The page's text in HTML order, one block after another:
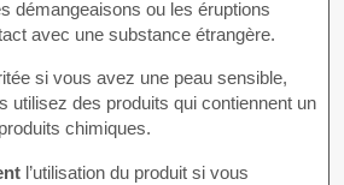
démangeaisons ou les éruptions
avec une substance étrangère.
si vous avez une peau sensible,
utilisez des produits qui contiennent un
chimiques.
l’utilisation du produit si vous